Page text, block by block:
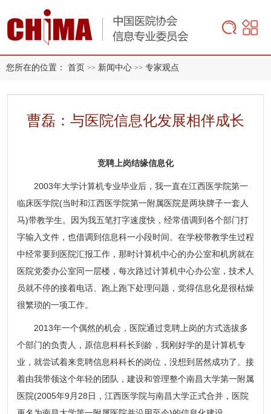
您所在的位置： 首页 >> 新闻中心 >> 专家观点
曹磊：与医院信息化发展相伴成长
竞聘上岗结缘信息化
2003年大学计算机专业毕业后，我一直在江西医学院第一
临床医学院(当时和江西医学院第一附属医院是两块牌子一套人
马)带教学生。因为我五笔打字速度快，经常借调到各个部门打
字输入文件，也借调到信息科一小段时间。在学校带教学生过程
中经常要到医院汇报工作，那时计算机中心的办公室和机房就在
医院党委办公室同一层楼，每次路过计算机中心办公室，技术人
员就不停的接着电话、跑上跑下处理问题，觉得信息化是很枯燥
很繁琐的一项工作。
2013年一个偶然的机会，医院通过竞聘上岗的方式选拔多
个部门的负责人，原信息科科长到龄，我刚好学的是计算机专
业，就尝试着来竞聘信息科科长的岗位，没想到居然成功了。接
着由我带领这个年轻的团队，建设和管理整个南昌大学第一附属
医院(2005年9月28日，江西医学院与南昌大学正式合并，医院